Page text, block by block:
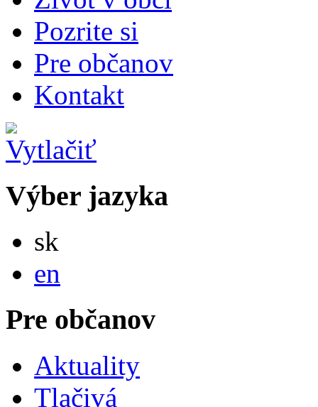
Pozrite si
Pre občanov
Kontakt
Výber jazyka
sk
en
Pre občanov
Aktuality
Tlačivá